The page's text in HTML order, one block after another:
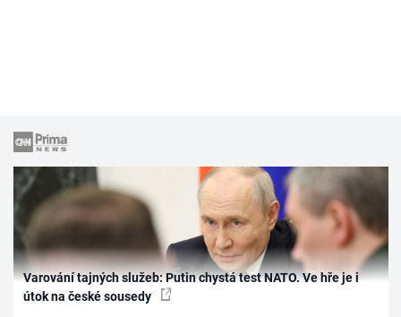
Varování tajných služeb: Putin chystá test NATO. Ve hře je i
útok na české sousedy